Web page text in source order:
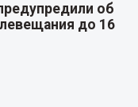
об
до 16